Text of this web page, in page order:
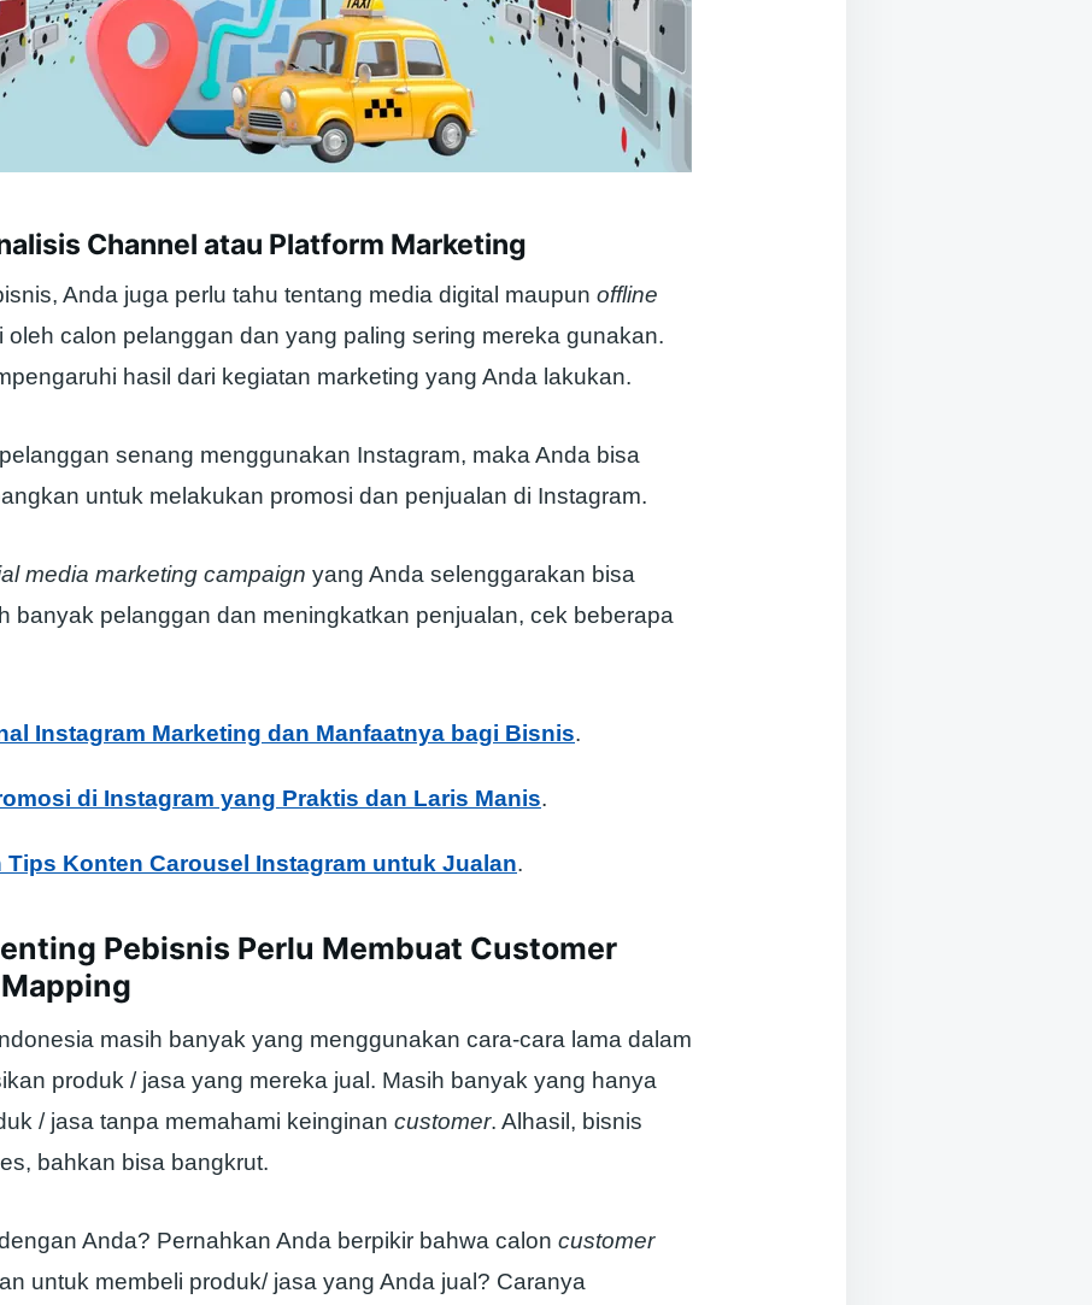
Channel atau Platform Marketing
Anda juga perlu tahu tentang media digital maupun offline
oleh calon pelanggan dan yang paling sering mereka gunakan.
hasil dari kegiatan marketing yang Anda lakukan.
senang menggunakan Instagram, maka Anda bisa
untuk melakukan promosi dan penjualan di Instagram.
media marketing campaign yang Anda selenggarakan bisa
banyak pelanggan dan meningkatkan penjualan, cek beberapa
Instagram Marketing dan Manfaatnya bagi Bisnis.
di Instagram yang Praktis dan Laris Manis.
Tips Konten Carousel Instagram untuk Jualan.
Pebisnis Perlu Membuat Customer
masih banyak yang menggunakan cara-cara lama dalam
produk / jasa yang mereka jual. Masih banyak yang hanya
/ jasa tanpa memahami keinginan customer. Alhasil, bisnis
bahkan bisa bangkrut.
Anda? Pernahkan Anda berpikir bahwa calon customer
untuk membeli produk/ jasa yang Anda jual? Caranya